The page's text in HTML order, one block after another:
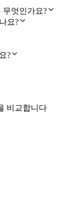
무엇인가요?
요?
?
비교합니다